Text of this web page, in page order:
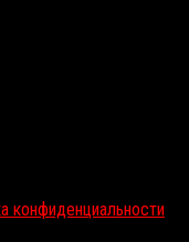
конфиденциальности